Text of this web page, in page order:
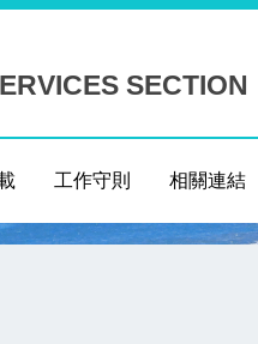
SECTION
工作守則 相關連結